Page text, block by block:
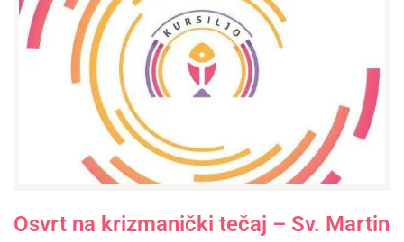
Osvrt na krizmanički tečaj – Sv. Martin